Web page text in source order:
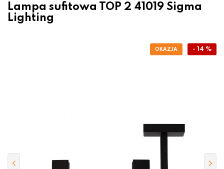
Lampa sufitowa TOP 2 41019 Sigma
Lighting
- 14 %